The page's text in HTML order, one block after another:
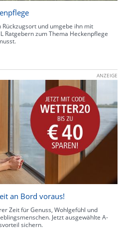
und umgebe ihn mit
Ratgebern zum Thema Heckenpflege
ANZEIGE
an Bord voraus!
Zeit für Genuss, Wohlgefühl und
Jetzt ausgewählte A-
sichern.